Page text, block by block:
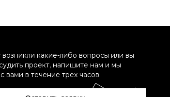
возникли какие-либо вопросы или вы
проект, напишите нам и мы
вами в течение трёх часов.